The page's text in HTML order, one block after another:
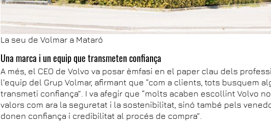
La seu de Volmar a Mataró
Una marca i un equip que transmeten confiança
A més, el CEO de Volvo va posar èmfasi en el paper clau dels
l'equip del Grup Volmar, afirmant que “com a clients, tots busquem
transmeti confiança”. I va afegir que “molts acaben escollint Volvo
valors com ara la seguretat i la sostenibilitat, sinó també pels
donen confiança i credibilitat al procés de compra”.